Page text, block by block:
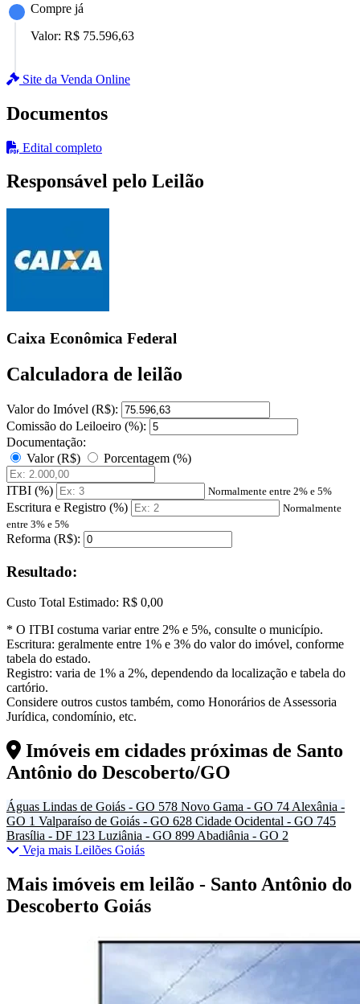
Compre já
Valor: R$ 75.596,63
Site da Venda Online
Documentos
Edital completo
Responsável pelo Leilão
Caixa Econômica Federal
Calculadora de leilão
Valor do Imóvel (R$):
Comissão do Leiloeiro (%):
Documentação:
Valor (R$)
Porcentagem (%)
ITBI (%) Normalmente entre 2% e 5%
Escritura e Registro (%)
Normalmente
entre 3% e 5%
Reforma (R$):
Resultado:
Custo Total Estimado: R$ 0,00
* O ITBI costuma variar entre 2% e 5%, consulte o município.
Escritura: geralmente entre 1% e 3% do valor do imóvel, conforme
tabela do estado.
Registro: varia de 1% a 2%, dependendo da localização e tabela do
cartório.
Considere outros custos também, como Honorários de Assessoria
Jurídica, condomínio, etc.
Imóveis em cidades próximas de Santo
Antônio do Descoberto/GO
Águas Lindas de Goiás - GO 578 Novo Gama - GO 74 Alexânia -
GO 1 Valparaíso de Goiás - GO 628 Cidade Ocidental - GO 745
Brasília - DF 123 Luziânia - GO 899 Abadiânia - GO 2
Veja mais Leilões Goiás
Mais imóveis em leilão - Santo Antônio do
Descoberto Goiás